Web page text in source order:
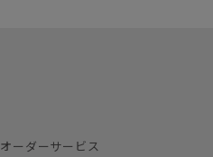
オーダーサービス